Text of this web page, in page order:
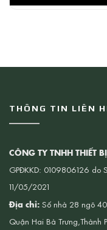
THÔNG TIN LIÊN
CÔNG TY TNHH THIẾT
GPĐKKD: 0109806126 do
11/05/2021
Địa chỉ: Số nhà 28 ngõ
Quận Hai Bà Trưng,Thành